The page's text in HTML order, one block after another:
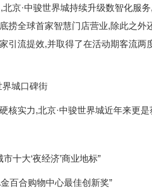
·中骏世界城持续升级数智化服务
捞全球首家智慧门店营业,除此之
引流提效,并取得了在活动期客流两
城口碑街
实力,北京·中骏世界城近年来更是
十大‘夜经济’商业地标”
合购物中心最佳创新奖”